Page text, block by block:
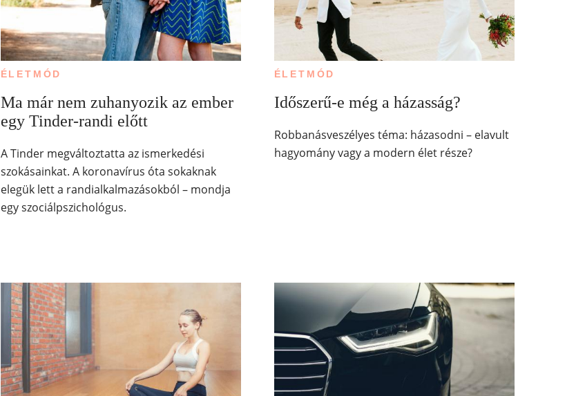
ÉLETMÓD
Ma már nem zuhanyozik az ember
egy Tinder-randi előtt
A Tinder megváltoztatta az ismerkedési
szokásainkat. A koronavírus óta sokaknak
elegük lett a randialkalmazásokból – mondja
egy szociálpszichológus.
ÉLETMÓD
Időszerű-e még a házasság?
Robbanásveszélyes téma: házasodni – elavult
hagyomány vagy a modern élet része?